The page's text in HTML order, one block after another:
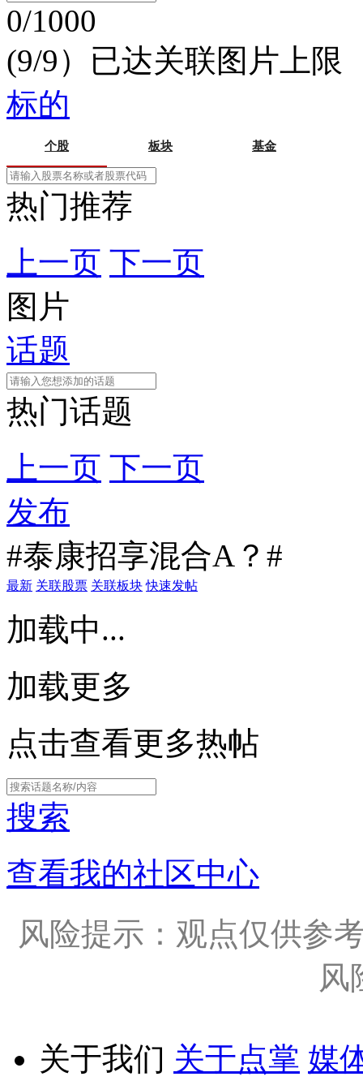
0/1000
(9/9）已达关联图片上限
标的
个股 板块 基金
热门推荐
上一页 下一页
图片
话题
热门话题
上一页 下一页
发布
#泰康招享混合A？#
最新 关联股票 关联板块 快速发帖
加载中...
加载更多
点击查看更多热帖
搜索
查看我的社区中心
风险提示：观点仅供参
风
关于我们 关于点掌 媒